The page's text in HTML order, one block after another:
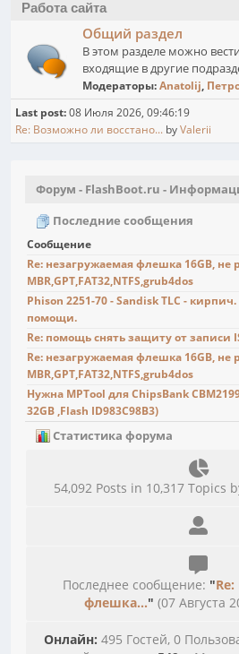
Работа сайта
Общий раздел
В этом разделе можно
входящие в другие
Модераторы:Anatolij,
Last post:08 Июля 2026, 09:46:19
Re: Возможно ли восстано... byValerii
Форум - FlashBoot.ru -
Последние сообщения
Сообщение
Re: незагружаемая флешка 16GB, не
MBR,GPT,FAT32,NTFS,grub4dos
Phison 2251-70 - Sandisk TLC -
помощи.
Re: помощь снять защиту от записи
Re: незагружаемая флешка 16GB, не
MBR,GPT,FAT32,NTFS,grub4dos
Нужна MPTool для ChipsBank
32GB ,Flash ID983C98B3)
Статистика форума
54,092 Posts in 10,317 Topics
Последнее сообщение: "
флешка..." (07 Августа
Онлайн: 495 Гостей, 0